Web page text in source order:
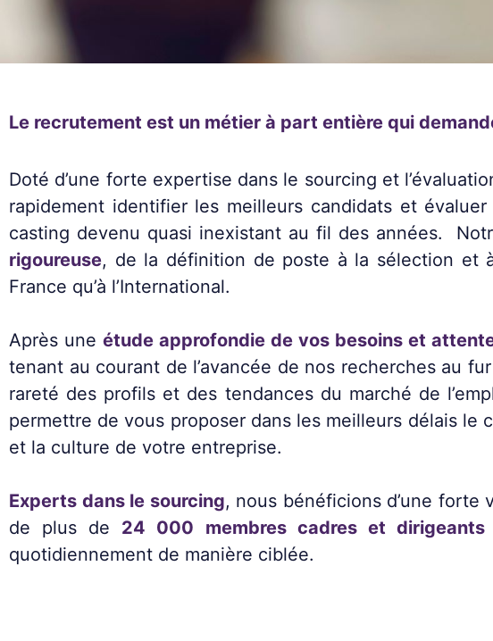
Le recrutement est un métier à part entière qui
Doté d’une forte expertise dans le sourcing et
rapidement identifier les meilleurs candidats et
casting devenu quasi inexistant au fil des années.
rigoureuse, de la définition de poste à la sélection et
France qu’à l’International.
Après une étude approfondie de vos besoins et
tenant au courant de l’avancée de nos recherches au
rareté des profils et des tendances du marché de
permettre de vous proposer dans les meilleurs délais le
et la culture de votre entreprise.
Experts dans le sourcing, nous bénéficions d’une
de plus de 24 000 membres cadres et dirigeants
quotidiennement de manière ciblée.